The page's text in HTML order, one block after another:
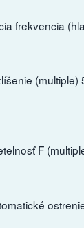
frekvencia
(multiple)
F